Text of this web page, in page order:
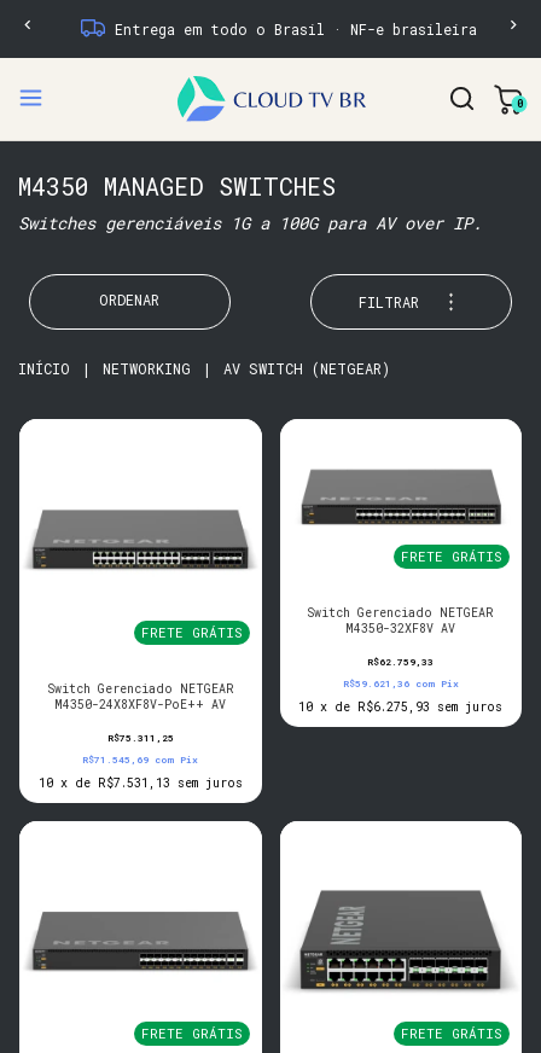
Entrega em todo o Brasil · NF-e brasileira
0
M4350 MANAGED SWITCHES
Switches gerenciáveis 1G a 100G para AV over IP.
ORDENAR FILTRAR
INÍCIO | NETWORKING | AV SWITCH (NETGEAR)
FRETE GRÁTIS
Switch Gerenciado NETGEAR
M4350-24X8XF8V-PoE++ AV
R$75.311,25
R$71.545,69 com Pix
10 x de R$7.531,13 sem juros
FRETE GRÁTIS
Switch Gerenciado NETGEAR
M4350-32XF8V AV
R$62.759,33
R$59.621,36 com Pix
10 x de R$6.275,93 sem juros
FRETE GRÁTIS FRETE GRÁTIS